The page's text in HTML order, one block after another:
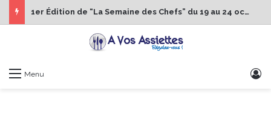
1er Édition de “La Semaine des Chefs” du 19 au 24 octobre 2026
Menu